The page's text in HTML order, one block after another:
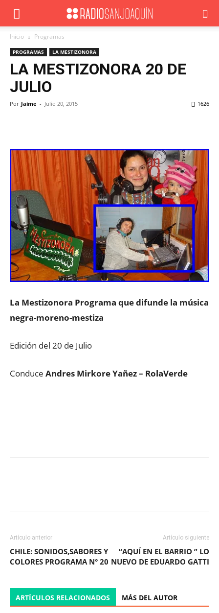
Inicio Programas
PROGRAMAS LA MESTIZONORA
LA MESTIZONORA 20 DE
JULIO
Por Jaime - Julio 20, 2015 1626
La Mestizonora Programa que difunde la música
negra-moreno-mestiza
Edición del 20 de Julio
Conduce Andres Mirkore Yañez – RolaVerde
Artículo anterior
CHILE: SONIDOS,SABORES Y
COLORES PROGRAMA N° 20
Artículo siguiente
“AQUÍ EN EL BARRIO ” LO
NUEVO DE EDUARDO GATTI
ARTÍCULOS RELACIONADOS MÁS DEL AUTOR